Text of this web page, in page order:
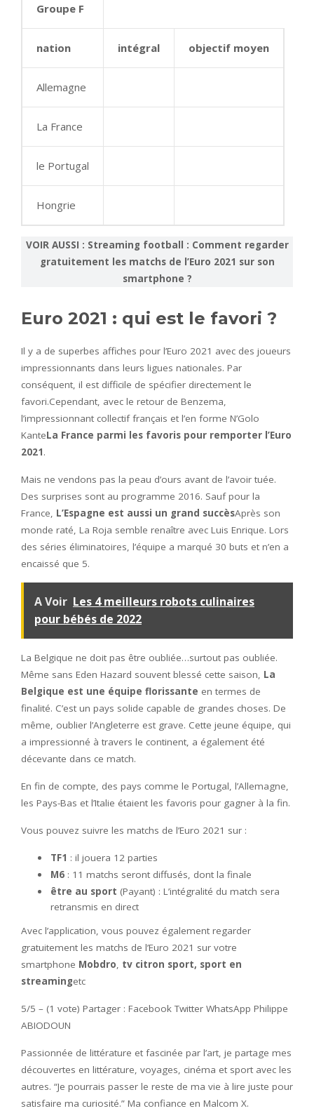
Groupe F
nation intégral objectif moyen
Allemagne
La France
le Portugal
Hongrie
VOIR AUSSI : Streaming football : Comment regarder
gratuitement les matchs de l’Euro 2021 sur son
smartphone ?
Euro 2021 : qui est le favori ?
Il y a de superbes affiches pour l’Euro 2021 avec des joueurs
impressionnants dans leurs ligues nationales. Par
conséquent, il est difficile de spécifier directement le
favori.Cependant, avec le retour de Benzema,
l’impressionnant collectif français et l’en forme N’Golo
KanteLa France parmi les favoris pour remporter l’Euro
2021.
Mais ne vendons pas la peau d’ours avant de l’avoir tuée.
Des surprises sont au programme 2016. Sauf pour la
France, L’Espagne est aussi un grand succèsAprès son
monde raté, La Roja semble renaître avec Luis Enrique. Lors
des séries éliminatoires, l’équipe a marqué 30 buts et n’en a
encaissé que 5.
A Voir Les 4 meilleurs robots culinaires
pour bébés de 2022
La Belgique ne doit pas être oubliée…surtout pas oubliée.
Même sans Eden Hazard souvent blessé cette saison, La
Belgique est une équipe florissante en termes de
finalité. C’est un pays solide capable de grandes choses. De
même, oublier l’Angleterre est grave. Cette jeune équipe, qui
a impressionné à travers le continent, a également été
décevante dans ce match.
En fin de compte, des pays comme le Portugal, l’Allemagne,
les Pays-Bas et l’Italie étaient les favoris pour gagner à la fin.
Vous pouvez suivre les matchs de l’Euro 2021 sur :
TF1 : il jouera 12 parties
M6 : 11 matchs seront diffusés, dont la finale
être au sport (Payant) : L’intégralité du match sera
retransmis en direct
Avec l’application, vous pouvez également regarder
gratuitement les matchs de l’Euro 2021 sur votre
smartphone Mobdro, tv citron sport, sport en
streamingetc
5/5 – (1 vote) Partager : Facebook Twitter WhatsApp Philippe
ABIODOUN
Passionnée de littérature et fascinée par l’art, je partage mes
découvertes en littérature, voyages, cinéma et sport avec les
autres. “Je pourrais passer le reste de ma vie à lire juste pour
satisfaire ma curiosité.” Ma confiance en Malcom X.